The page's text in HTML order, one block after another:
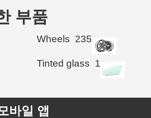
부품
Wheels 235
Tinted glass 1
바일 앱